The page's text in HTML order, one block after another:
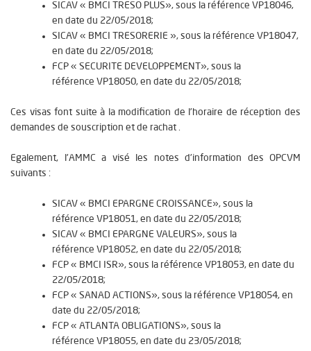
SICAV « BMCI TRESO PLUS», sous la référence VP18046,
en date du 22/05/2018;
SICAV « BMCI TRESORERIE », sous la référence VP18047,
en date du 22/05/2018;
FCP « SECURITE DEVELOPPEMENT », sous la
référence VP18050, en date du 22/05/2018;
Ces visas font suite à la modification de l’horaire de réception des
demandes de souscription et de rachat .
Egalement, l’AMMC a visé les notes d’information des OPCVM
suivants :
SICAV « BMCI EPARGNE CROISSANCE», sous la
référence VP18051, en date du 22/05/2018;
SICAV « BMCI EPARGNE VALEURS», sous la
référence VP18052, en date du 22/05/2018;
FCP « BMCI ISR», sous la référence VP18053, en date du
22/05/2018;
FCP « SANAD ACTIONS», sous la référence VP18054, en
date du 22/05/2018;
FCP « ATLANTA OBLIGATIONS», sous la
référence VP18055, en date du 23/05/2018;